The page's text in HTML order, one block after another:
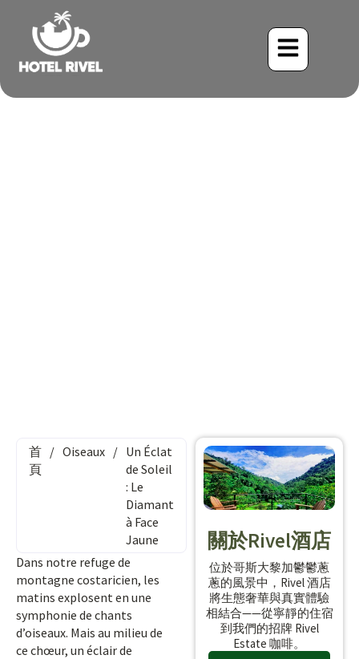
首
頁
/ Oiseaux / Un Éclat
de Soleil
: Le
Diamant
à Face
Jaune
Dans notre refuge de
montagne costaricien, les
matins explosent en une
symphonie de chants
d’oiseaux. Mais au milieu de
ce chœur, un éclair de
關於Rivel酒店
位於哥斯大黎加鬱鬱蔥
蔥的風景中，Rivel 酒店
將生態奢華與真實體驗
相結合——從寧靜的住宿
到我們的招牌 Rivel
Estate 咖啡。